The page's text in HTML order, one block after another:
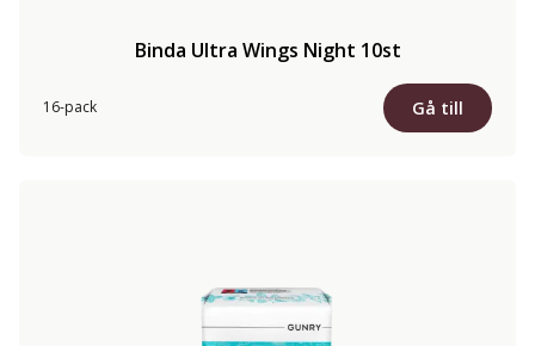
Binda Ultra Wings Night 10st
16-pack Gå till